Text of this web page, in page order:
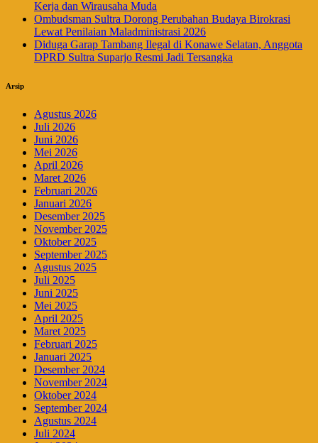
Kerja dan Wirausaha Muda
Ombudsman Sultra Dorong Perubahan Budaya Birokrasi
Lewat Penilaian Maladministrasi 2026
Diduga Garap Tambang Ilegal di Konawe Selatan, Anggota
DPRD Sultra Suparjo Resmi Jadi Tersangka
Arsip
Agustus 2026
Juli 2026
Juni 2026
Mei 2026
April 2026
Maret 2026
Februari 2026
Januari 2026
Desember 2025
November 2025
Oktober 2025
September 2025
Agustus 2025
Juli 2025
Juni 2025
Mei 2025
April 2025
Maret 2025
Februari 2025
Januari 2025
Desember 2024
November 2024
Oktober 2024
September 2024
Agustus 2024
Juli 2024